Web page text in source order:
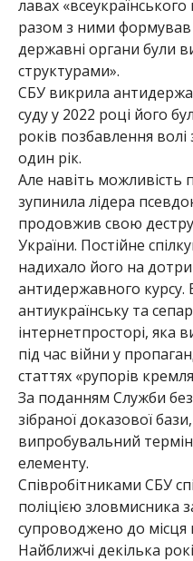
лавах
разом з ними формував
державні органи були
структурами».
СБУ викрила
суду у 2022 році його
років позбавлення
один рік.
Але навіть можливість
зупинила лідера
продовжив свою
України. Постійне
надихало його на
антидержавного курсу.
антиукраїнську та
інтернетпросторі, яка
під час війни у
статтях «рупорів
За поданням Служби
зібраної доказової
випробувальний
елементу.
Співробітниками СБУ
поліцією зловмисника
супроводжено до місця
Найближчі декілька